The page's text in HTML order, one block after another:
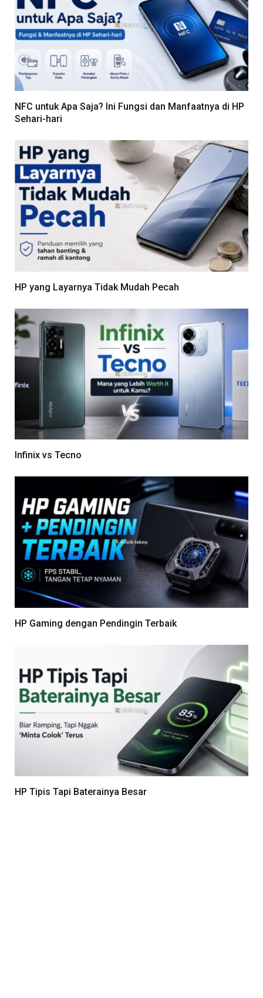
NFC untuk Apa Saja? Ini Fungsi dan Manfaatnya di HP
Sehari-hari
HP yang Layarnya Tidak Mudah Pecah
Infinix vs Tecno
HP Gaming dengan Pendingin Terbaik
HP Tipis Tapi Baterainya Besar